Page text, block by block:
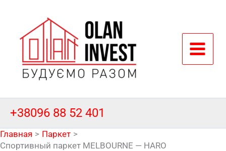
содержимому
+38096 88 52 401
Главная
Паркет
Спортивный паркет MELBOURNE — HARO